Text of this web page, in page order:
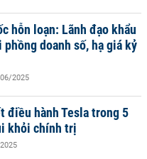
hỗn loạn: Lãnh đạo khẩu
doanh số, hạ giá kỷ
2025
điều hành Tesla trong 5
khỏi chính trị